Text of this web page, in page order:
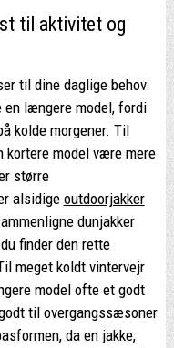
til aktivitet og
til dine daglige behov.
en længere model, fordi
kolde morgener. Til
kortere model være mere
større
alsidigeoutdoorjakker
dunjakker
finder den rette
meget koldt vintervejr
model ofte et godt
til overgangssæsoner
da en jakke,